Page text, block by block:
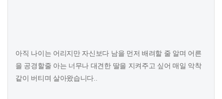
아직 나이는 어리지만 자신보다 남을 먼저 배려할 줄 알며 어른
을 공경할줄 아는 너무나 대견한 딸을 지켜주고 싶어 매일 악착
같이 버티며 살아왔습니다..